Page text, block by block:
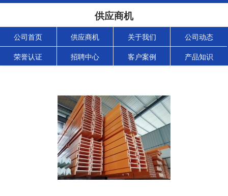
供应商机
公司首页 供应商机 关于我们 公司动态
荣誉认证 招聘中心 客户案例 产品知识